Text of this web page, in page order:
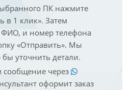
ПК нажмите
в 1 клик». Затем
и номер телефона
«Отправить». Мы
уточнить детали.
через
оформит заказ